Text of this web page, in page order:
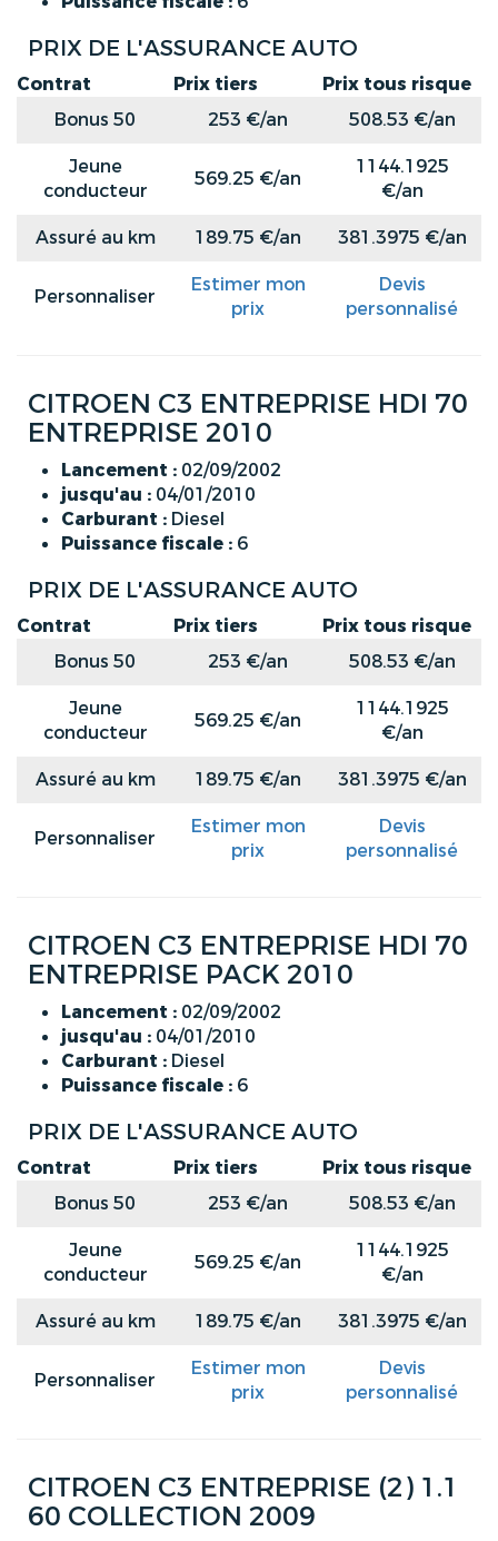
PRIX DE L'ASSURANCE AUTO
Contrat Prix tiers
Prix tous risque
Bonus 50
253 €/an
508.53 €/an
Jeune
conducteur
569.25 €/an
1144.1925
€/an
Assuré au km
189.75 €/an 381.3975 €/an
Personnaliser
Estimer mon
prix
Devis
personnalisé
CITROEN C3 ENTREPRISE HDI 70
ENTREPRISE 2010
Lancement : 02/09/2002
jusqu'au : 04/01/2010
Carburant : Diesel
Puissance fiscale : 6
PRIX DE L'ASSURANCE AUTO
Contrat Prix tiers
Prix tous risque
Bonus 50
253 €/an
508.53 €/an
Jeune
conducteur
569.25 €/an
1144.1925
€/an
Assuré au km
189.75 €/an 381.3975 €/an
Personnaliser
Estimer mon
prix
Devis
personnalisé
CITROEN C3 ENTREPRISE HDI 70
ENTREPRISE PACK 2010
Lancement : 02/09/2002
jusqu'au : 04/01/2010
Carburant : Diesel
Puissance fiscale : 6
PRIX DE L'ASSURANCE AUTO
Contrat Prix tiers
Prix tous risque
Bonus 50
253 €/an
508.53 €/an
Jeune
conducteur
569.25 €/an
1144.1925
€/an
Assuré au km
189.75 €/an 381.3975 €/an
Personnaliser
Estimer mon
prix
Devis
personnalisé
CITROEN C3 ENTREPRISE (2) 1.1
60 COLLECTION 2009